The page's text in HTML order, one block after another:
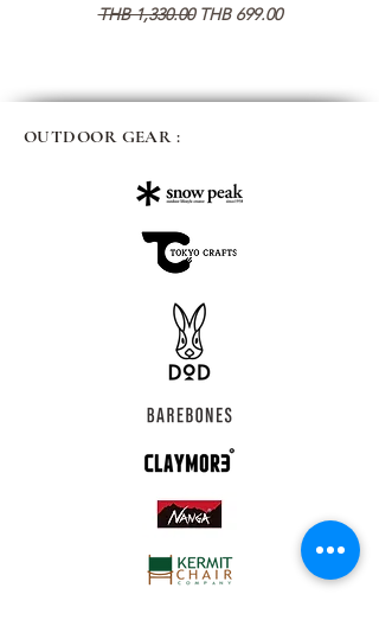
일반가
THB 1,330.00 할인가
THB 699.00
OUTDOOR GEAR :